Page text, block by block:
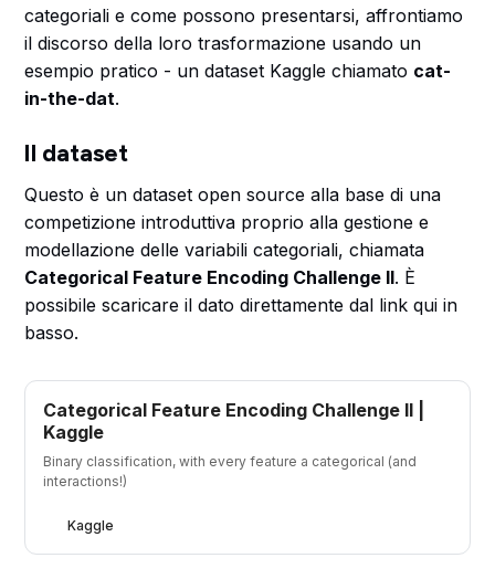
categoriali e come possono presentarsi, affrontiamo
il discorso della loro trasformazione usando un
esempio pratico - un dataset Kaggle chiamato cat-
in-the-dat.
Il dataset
Questo è un dataset open source alla base di una
competizione introduttiva proprio alla gestione e
modellazione delle variabili categoriali, chiamata
Categorical Feature Encoding Challenge II. È
possibile scaricare il dato direttamente dal link qui in
basso.
Categorical Feature Encoding Challenge II |
Kaggle
Binary classification, with every feature a categorical (and
interactions!)
Kaggle